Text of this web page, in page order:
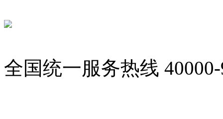
全国统一服务热线